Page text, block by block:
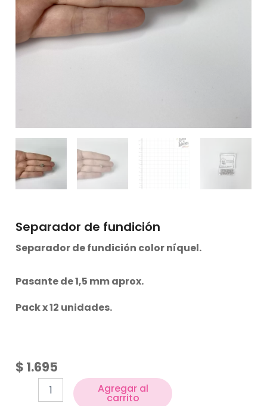
Separador de fundición
Separador de fundición color níquel.
Pasante de 1,5 mm aprox.
Pack x 12 unidades.
$ 1.695
Agregar al
carrito